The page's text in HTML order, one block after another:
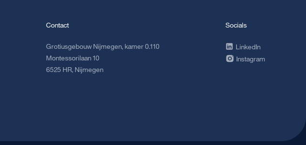
Contact
Grotiusgebouw Nijmegen, kamer 0.110
Montessorilaan 10
6525 HR, Nijmegen
Socials
LinkedIn
Instagram